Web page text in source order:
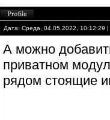
Дата: Среда, 04.05.2022, 10:12:29
А можно
приватном
рядом стоящие